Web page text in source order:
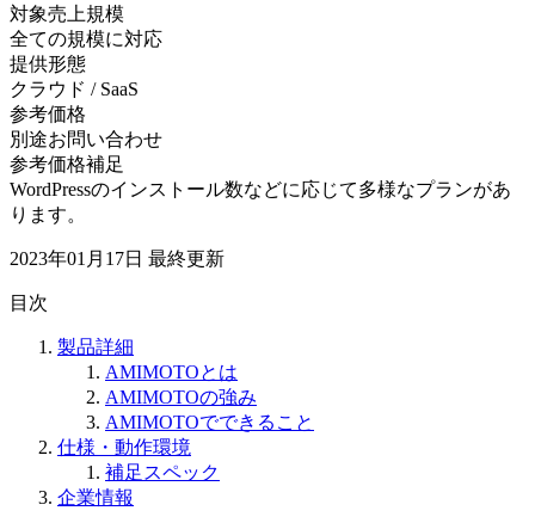
対象売上規模
全ての規模に対応
提供形態
クラウド / SaaS
参考価格
別途お問い合わせ
参考価格補足
WordPressのインストール数などに応じて多様なプランがあ
ります。
2023年01月17日 最終更新
目次
製品詳細
AMIMOTOとは
AMIMOTOの強み
AMIMOTOでできること
仕様・動作環境
補足スペック
企業情報